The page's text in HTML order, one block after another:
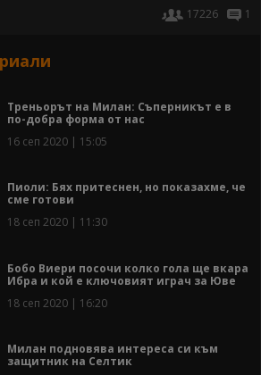
17226
1
Треньорът на Милан: Съперникът е в
по-добра форма от нас
16 сеп 2020 | 15:05
Пиоли: Бях притеснен, но показахме, че
сме готови
18 сеп 2020 | 11:30
Бобо Виери посочи колко гола ще вкара
Ибра и кой е ключовият играч за Юве
18 сеп 2020 | 16:20
Милан подновява интереса си към
защитник на Селтик